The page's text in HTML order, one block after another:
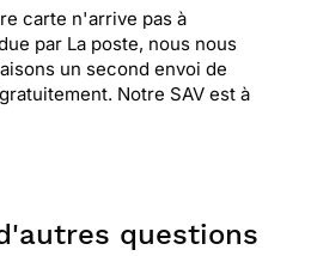
carte n'arrive pas à
par La poste, nous nous
un second envoi de
Notre SAV est à
questions